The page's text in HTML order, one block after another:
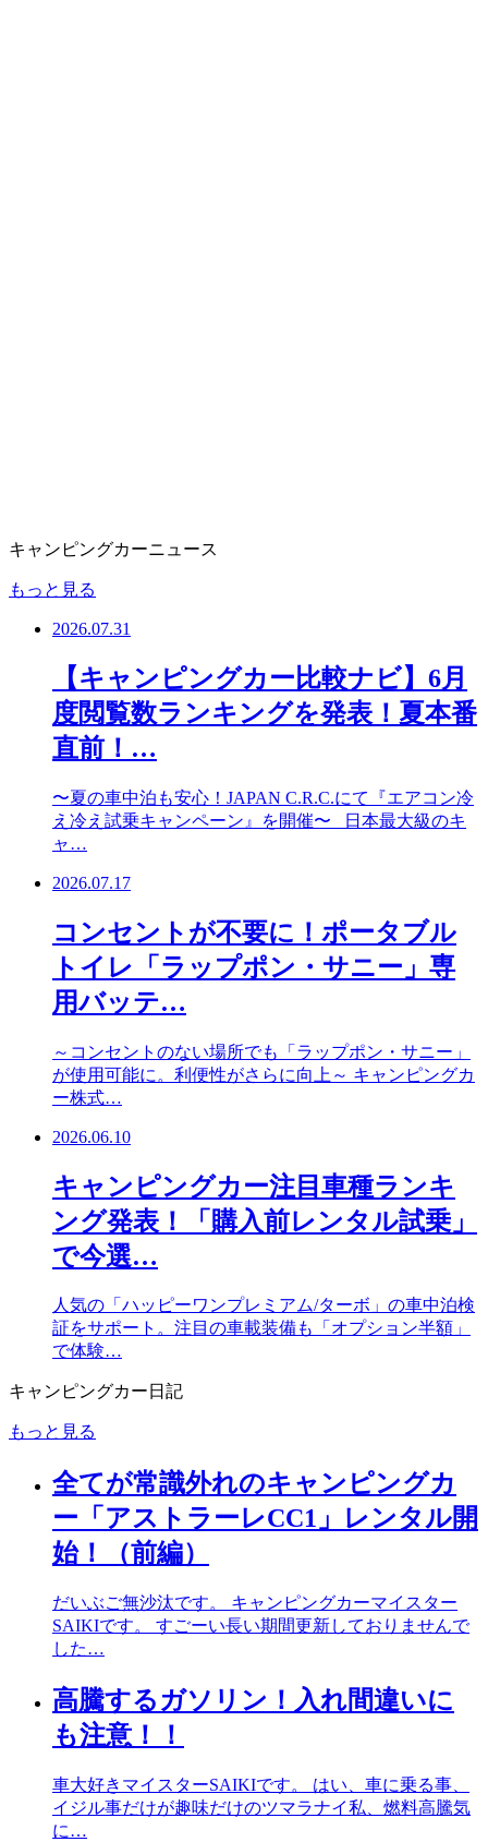
キャンピングカーニュース
もっと見る
2026.07.31
【キャンピングカー比較ナビ】6月
度閲覧数ランキングを発表！夏本番
直前！…
〜夏の車中泊も安心！JAPAN C.R.C.にて『エアコン冷
え冷え試乗キャンペーン』を開催〜 日本最大級のキ
ャ…
2026.07.17
コンセントが不要に！ポータブル
トイレ「ラップポン・サニー」専
用バッテ…
～コンセントのない場所でも「ラップポン・サニー」
が使用可能に。利便性がさらに向上～ キャンピングカ
ー株式…
2026.06.10
キャンピングカー注目車種ランキ
ング発表！「購入前レンタル試乗」
で今選…
人気の「ハッピーワンプレミアム/ターボ」の車中泊検
証をサポート。注目の車載装備も「オプション半額」
で体験…
キャンピングカー日記
もっと見る
全てが常識外れのキャンピングカ
ー「アストラーレCC1」レンタル開
始！（前編）
だいぶご無沙汰です。 キャンピングカーマイスター
SAIKIです。 すごーい長い期間更新しておりませんで
した…
高騰するガソリン！入れ間違いに
も注意！！
車大好きマイスターSAIKIです。 はい、車に乗る事、
イジル事だけが趣味だけのツマラナイ私、燃料高騰気
に…